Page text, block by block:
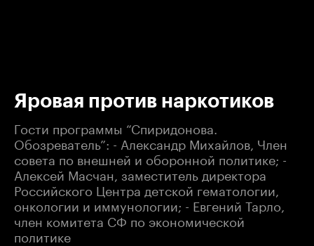
Яровая против наркотиков
Гости программы “Спиридонова.
Обозреватель”: - Александр Михайлов, Член
совета по внешней и оборонной политике; -
Алексей Масчан, заместитель директора
Российского Центра детской гематологии,
онкологии и иммунологии; - Евгений Тарло,
член комитета СФ по экономической
политике